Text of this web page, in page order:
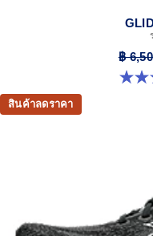
This heel tab makes the
to put on and take off.
Hard press EVA plate
Helps deliver smooth toe-
฿
4.8 จาก 5 ดาว 15 รีวิว
สินค้าลดราคา